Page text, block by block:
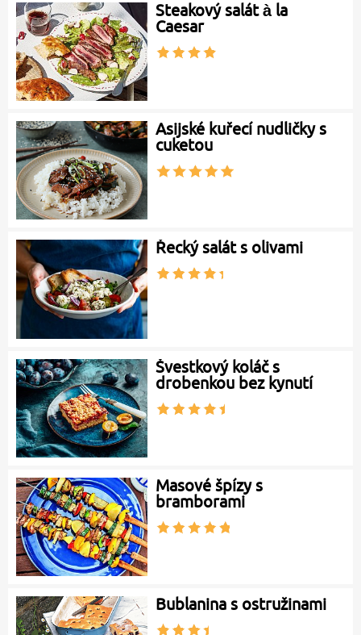
Steakový salát à la
Caesar
Asijské kuřecí nudličky s
cuketou
Řecký salát s olivami
Švestkový koláč s
drobenkou bez kynutí
Masové špízy s
bramborami
Bublanina s ostružinami